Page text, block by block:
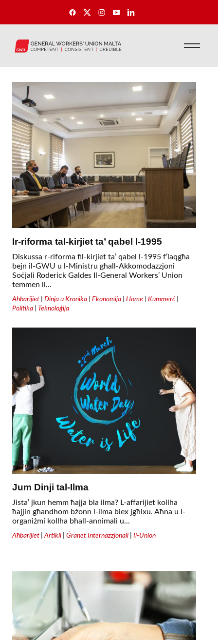
Aħbarijiet
Ir-riforma tal-kirjiet ta’ qabel l-1995
Diskussa r-riforma fil-kirjiet ta’ qabel l-1995 f’laqgħa
bejn il-GWU u l-Ministru għall-Akkomodazzjoni
Soċjali Roderick Galdes Il-General Workers’ Union
temmen li...
Aħbarijiet Dinja u Kronika Ekonomija Home Kummerċ
Politika
Teknoloġija
Jum Dinji tal-Ilma
Jista’ jkun hemm ħajja bla ilma? L-affarijiet kollha
ħajjin għandhom bżonn l-ilma biex jgħixu. Aħna u l-
organiżmi kollha bħall-annimali u...
Aħbarijiet |Artikli Ġranet Internazzjonali Il-Union